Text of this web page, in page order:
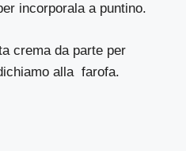
incorporala a puntino.
crema da parte per
alla farofa.